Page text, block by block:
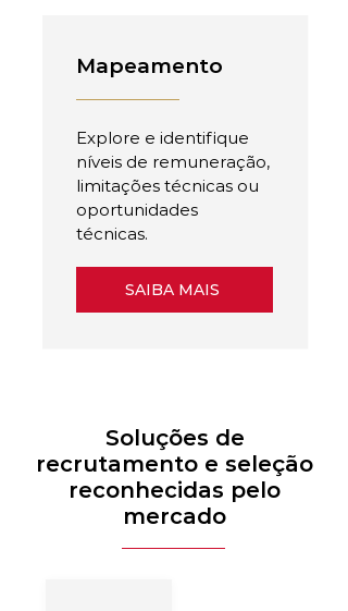
Mapeamento
Explore e identifique
níveis de remuneração,
limitações técnicas ou
oportunidades
técnicas.
SAIBA MAIS
Soluções de
recrutamento e seleção
reconhecidas pelo
mercado